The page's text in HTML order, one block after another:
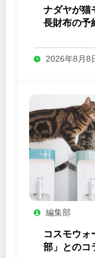
ナダヤが猫
長財布の予
2026年8月8
編集部
コスモウォ
部」とのコ